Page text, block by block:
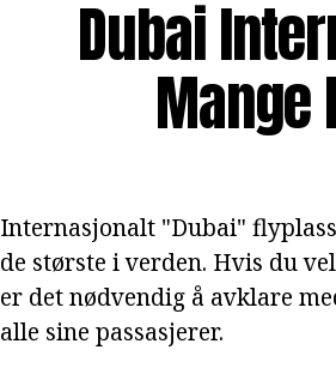
Dubai
Mange
Internasjonalt "Dubai"
de største i verden. Hvis du
er det nødvendig å avklare
alle sine passasjerer.